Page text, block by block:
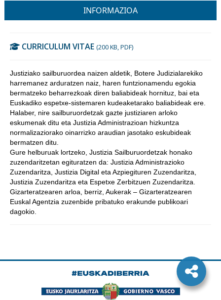
INFORMAZIOA
CURRICULUM VITAE (200 KB, PDF)
Justiziako sailburuordea naizen aldetik, Botere Judizialarekiko
harremanez arduratzen naiz, haren funtzionamendu egokia
bermatzeko beharrezkoak diren baliabideak hornituz, bai eta
Euskadiko espetxe-sistemaren kudeaketarako baliabideak ere.
Halaber, nire sailburuordetzak gazte justiziaren arloko
eskumenak ditu eta Justizia Administrazioan hizkuntza
normalizaziorako oinarrizko araudian jasotako eskubideak
bermatzen ditu.
Gure helburuak lortzeko, Justizia Sailburuordetzak honako
zuzendaritzetan egituratzen da: Justizia Administrazioko
Zuzendaritza, Justizia Digital eta Azpiegituren Zuzendaritza,
Justizia Zuzendaritza eta Espetxe Zerbitzuen Zuzendaritza.
Gizarteratzearen arloa, berriz, Aukerak – Gizarteratzearen
Euskal Agentzia zuzenbide pribatuko erakunde publikoari
dagokio.